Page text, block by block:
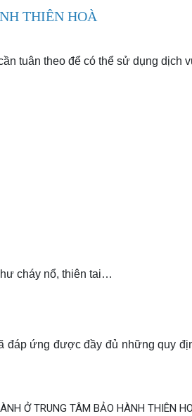
THIÊN HOÀ
tuân theo để có thể sử dụng dịch
cháy nổ, thiên tai…
đáp ứng được đầy đủ những quy